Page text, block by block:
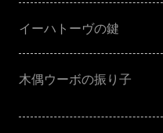
イーハトーヴの鍵
木偶ウーボの振り子